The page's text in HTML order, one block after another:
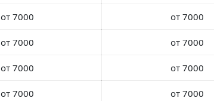
от 7000 от 7000
от 7000 от 7000
от 7000 от 7000
от 7000 от 7000